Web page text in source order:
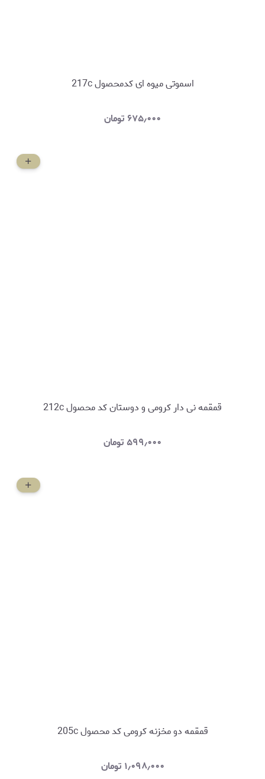
اسموتی میوه ای کدمحصول 217c
۶۷۵٫۰۰۰ تومان
قمقمه نی دار کرومی و دوستان کد محصول 212c
۵۹۹٫۰۰۰تومان
قمقمه دو مخزنه کرومی کد محصول 205c
۱٫۰۹۸٫۰۰۰ تومان